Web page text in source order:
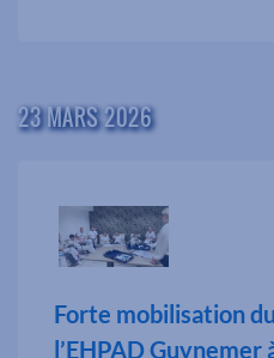
23 MARS 2026
Forte mobilisation
l’EHPAD